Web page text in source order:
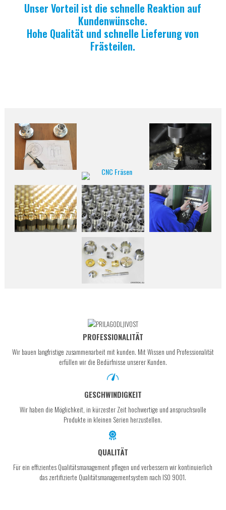
Unser Vorteil ist die schnelle Reaktion auf
Kundenwünsche.
Hohe Qualität und schnelle Lieferung von
Frästeilen.
PROFESSIONALITÄT
Wir bauen langfristige zusammenarbeit mit kunden. Mit Wissen und Professionalität
erfüllen wir die Bedürfnisse unserer Kunden.
GESCHWINDIGKEIT
Wir haben die Möglichkeit, in kürzester Zeit hochwertige und anspruchsvolle
Produkte in kleinen Serien herzustellen.
QUALITÄT
Für ein effizientes Qualitätsmanagement pflegen und verbessern wir kontinuierlich
das zertifizierte Qualitätsmanagementsystem nach ISO 9001.